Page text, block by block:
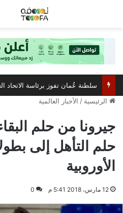
الرئيسية / الأخبار العالمية
جيرونا من حلم
حلم التأهل إلى
الأوروبية
12 مارس، 2018 5:41 م 0